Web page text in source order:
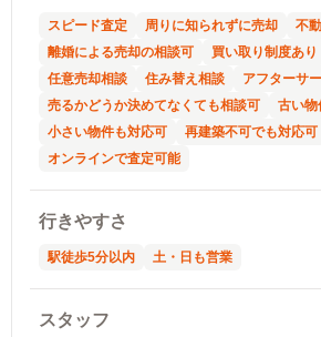
スピード査定 周りに知られずに売却
不
離婚による売却の相談可
買い取り制度あり
任意売却相談
住み替え相談
アフターサ
売るかどうか決めてなくても相談可
古い物
小さい物件も対応可
再建築不可でも対応可
オンラインで査定可能
行きやすさ
駅徒歩5分以内 土・日も営業
スタッフ